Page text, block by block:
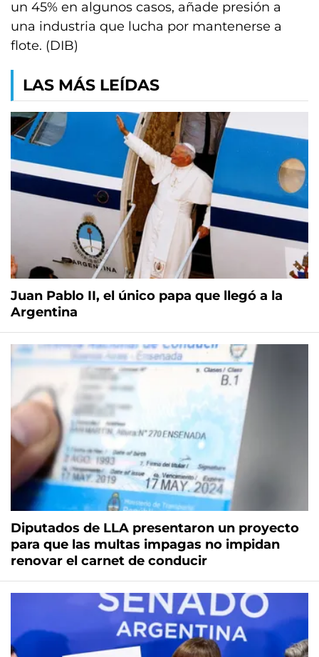
un 45% en algunos casos, añade presión a
una industria que lucha por mantenerse a
flote. (DIB)
LAS MÁS LEÍDAS
Juan Pablo II, el único papa que llegó a la
Argentina
Diputados de LLA presentaron un proyecto
para que las multas impagas no impidan
renovar el carnet de conducir